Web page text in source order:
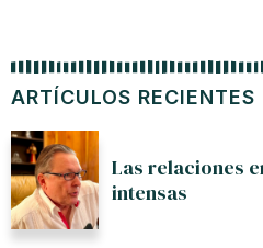
ARTÍCULOS RECIENTES
Las relaciones
intensas